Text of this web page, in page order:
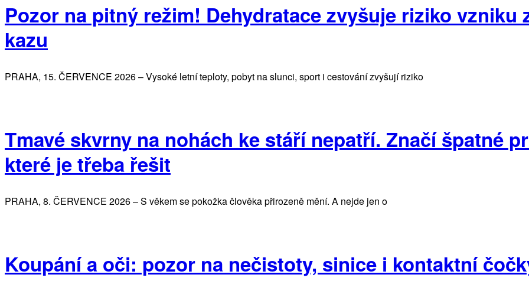
Pozor na pitný režim! Dehydratace zvyšuje riziko vzniku
kazu
PRAHA, 15. ČERVENCE 2026 – Vysoké letní teploty, pobyt na slunci, sport i cestování zvyšují riziko
Tmavé skvrny na nohách ke stáří nepatří. Značí špatné
které je třeba řešit
PRAHA, 8. ČERVENCE 2026 – S věkem se pokožka člověka přirozeně mění. A nejde jen o
Koupání a oči: pozor na nečistoty, sinice i kontaktní